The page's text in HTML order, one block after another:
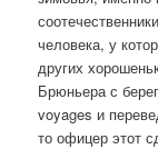
человека, у
других
Брюньера с
voyages и
то офицер этот